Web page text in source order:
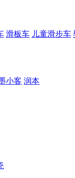
滑板车 儿童滑步车
小客 润本